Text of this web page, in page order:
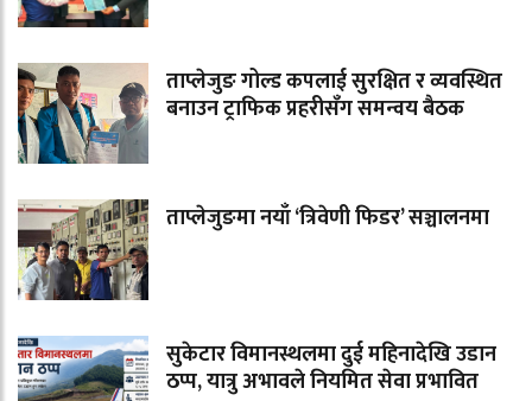
ताप्लेजुङ गोल्ड कपलाई सुरक्षित र व्यवस्थित
बनाउन ट्राफिक प्रहरीसँग समन्वय बैठक
ताप्लेजुङमा नयाँ ‘त्रिवेणी फिडर’ सञ्चालनमा
सुकेटार विमानस्थलमा दुई महिनादेखि उडान
ठप्प, यात्रु अभावले नियमित सेवा प्रभावित